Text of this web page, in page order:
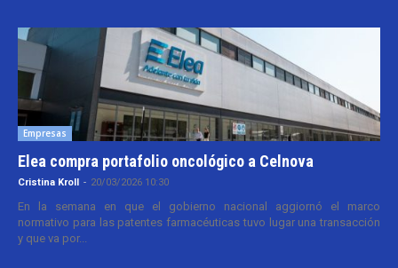
Empresas
Elea compra portafolio oncológico a Celnova
Cristina Kroll - 20/03/2026 10:30
En la semana en que el gobierno nacional aggiornó el marco
normativo para las patentes farmacéuticas tuvo lugar una transacción
y que va por...